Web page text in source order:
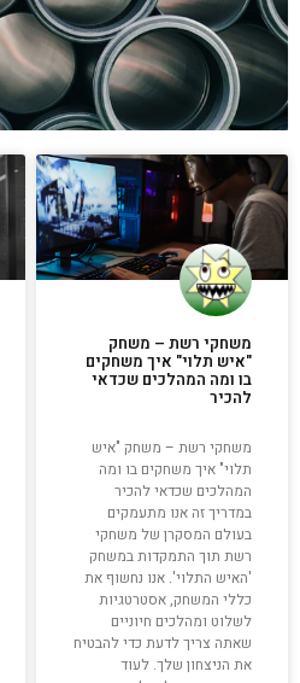
משחקי רשת – משחק
"איש תלוי" איך משחקים
בו ומה המהלכים שכדאי
להכיר
משחקי רשת – משחק "איש
תלוי" איך משחקים בו ומה
המהלכים שכדאי להכיר
במדריך זה אנו מתעמקים
בעולם המסקרן של משחקי
רשת תוך התמקדות במשחק
'האיש התלוי'. אנו נחשוף את
כללי המשחק, אסטרטגיות
לשלוט ומהלכים חיוניים
שאתה צריך לדעת כדי להבטיח
את הניצחון שלך. לעוד